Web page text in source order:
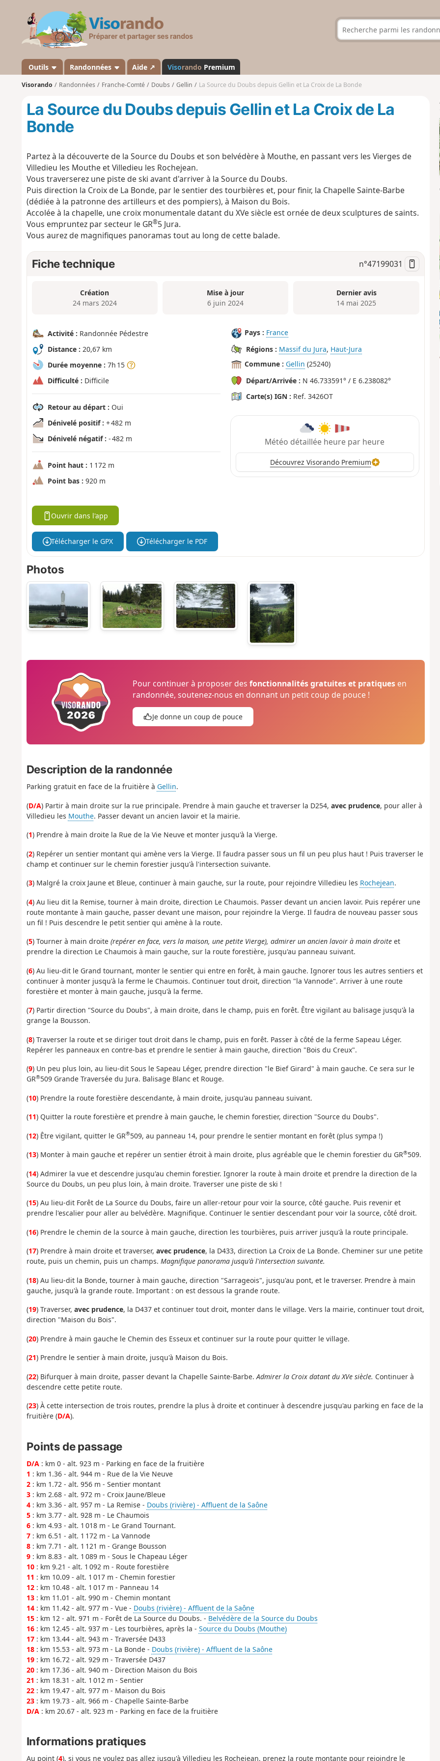
s
a
n
d
Outils Randonnées Aide ↗ Visorando Premium
Visorando Randonnées Franche-Comté Doubs Gellin La Source du Doubs depuis Gellin et La Croix de La Bonde
La Source du Doubs depuis Gellin et La Croix de La
Bonde
Partez à la découverte de la Source du Doubs et son belvédère à Mouthe, en passant vers les Vierges de
Villedieu les Mouthe et Villedieu les Rochejean.
Vous traverserez une piste de ski avant d'arriver à la Source du Doubs.
Puis direction la Croix de La Bonde, par le sentier des tourbières et, pour finir, la Chapelle Sainte-Barbe
(dédiée à la patronne des artilleurs et des pompiers), à Maison du Bois.
Accolée à la chapelle, une croix monumentale datant du XVe siècle est ornée de deux sculptures de saints.
Vous empruntez par secteur le GR®5 Jura.
Vous aurez de magnifiques panoramas tout au long de cette balade.
Fiche technique n°47199031
Création
24 mars 2024
Mise à jour
6 juin 2024
Dernier avis
14 mai 2025
Activité : Randonnée Pédestre
Distance : 20,67 km
Durée moyenne : 7h 15
Difficulté : Difficile
Retour au départ : Oui
Dénivelé positif : + 482 m
Dénivelé négatif : - 482 m
Point haut : 1 172 m
Point bas : 920 m
Pays : France
Régions : Massif du Jura, Haut-Jura
Commune : Gellin (25240)
Départ/Arrivée : N 46.733591° / E 6.238082°
Carte(s) IGN : Ref. 3426OT
Météo détaillée heure par heure
Découvrez Visorando Premium
Ouvrir dans l'app
Télécharger le GPX Télécharger le PDF
Photos
Pour continuer à proposer desfonctionnalités gratuites et pratiques en
randonnée, soutenez-nous en donnant un petit coup de pouce !
Je donne un coup de pouce
Description de la randonnée
Parking gratuit en face de la fruitière à Gellin.
(D/A) Partir à main droite sur la rue principale. Prendre à main gauche et traverser la D254, avec prudence, pour aller à
Villedieu les Mouthe. Passer devant un ancien lavoir et la mairie.
(1) Prendre à main droite la Rue de la Vie Neuve et monter jusqu'à la Vierge.
(2) Repérer un sentier montant qui amène vers la Vierge. Il faudra passer sous un fil un peu plus haut ! Puis traverser le
champ et continuer sur le chemin forestier jusqu'à l'intersection suivante.
(3) Malgré la croix Jaune et Bleue, continuer à main gauche, sur la route, pour rejoindre Villedieu les Rochejean.
(4) Au lieu dit la Remise, tourner à main droite, direction Le Chaumois. Passer devant un ancien lavoir. Puis repérer une
route montante à main gauche, passer devant une maison, pour rejoindre la Vierge. Il faudra de nouveau passer sous
un fil ! Puis descendre le petit sentier qui amène à la route.
(5) Tourner à main droite (repérer en face, vers la maison, une petite Vierge), admirer un ancien lavoir à main droiteet
prendre la direction Le Chaumois à main gauche, sur la route forestière, jusqu'au panneau suivant.
(6) Au lieu-dit le Grand tournant, monter le sentier qui entre en forêt, à main gauche. Ignorer tous les autres sentiers et
continuer à monter jusqu'à la ferme le Chaumois. Continuer tout droit, direction "la Vannode". Arriver à une route
forestière et monter à main gauche, jusqu'à la ferme.
(7) Partir direction "Source du Doubs", à main droite, dans le champ, puis en forêt. Être vigilant au balisage jusqu'à la
grange la Bousson.
(8) Traverser la route et se diriger tout droit dans le champ, puis en forêt. Passer à côté de la ferme Sapeau Léger.
Repérer les panneaux en contre-bas et prendre le sentier à main gauche, direction "Bois du Creux".
(9) Un peu plus loin, au lieu-dit Sous le Sapeau Léger, prendre direction "le Bief Girard" à main gauche. Ce sera sur le
GR®509 Grande Traversée du Jura. Balisage Blanc et Rouge.
(10) Prendre la route forestière descendante, à main droite, jusqu'au panneau suivant.
(11) Quitter la route forestière et prendre à main gauche, le chemin forestier, direction "Source du Doubs".
(12) Être vigilant, quitter le GR®509, au panneau 14, pour prendre le sentier montant en forêt (plus sympa !)
(13) Monter à main gauche et repérer un sentier étroit à main droite, plus agréable que le chemin forestier du GR®509.
(14) Admirer la vue et descendre jusqu'au chemin forestier. Ignorer la route à main droite et prendre la direction de la
Source du Doubs, un peu plus loin, à main droite. Traverser une piste de ski !
(15) Au lieu-dit Forêt de La Source du Doubs, faire un aller-retour pour voir la source, côté gauche. Puis revenir et
prendre l'escalier pour aller au belvédère. Magnifique. Continuer le sentier descendant pour voir la source, côté droit.
(16) Prendre le chemin de la source à main gauche, direction les tourbières, puis arriver jusqu'à la route principale.
(17) Prendre à main droite et traverser, avec prudence, la D433, direction La Croix de La Bonde. Cheminer sur une petite
route, puis un chemin, puis un champs. Magnifique panorama jusqu'à l'intersection suivante.
(18) Au lieu-dit la Bonde, tourner à main gauche, direction "Sarrageois", jusqu'au pont, et le traverser. Prendre à main
gauche, jusqu'à la grande route. Important : on est dessous la grande route.
(19) Traverser, avec prudence, la D437 et continuer tout droit, monter dans le village. Vers la mairie, continuer tout droit,
direction "Maison du Bois".
(20) Prendre à main gauche le Chemin des Esseux et continuer sur la route pour quitter le village.
(21) Prendre le sentier à main droite, jusqu'à Maison du Bois.
(22) Bifurquer à main droite, passer devant la Chapelle Sainte-Barbe. Admirer la Croix datant du XVe siècle. Continuer à
descendre cette petite route.
(23) À cette intersection de trois routes, prendre la plus à droite et continuer à descendre jusqu'au parking en face de la
fruitière (D/A).
Points de passage
D/A: km 0 - alt. 923 m - Parking en face de la fruitière
1 : km 1.36 - alt. 944 m - Rue de la Vie Neuve
2: km 1.72 - alt. 956 m - Sentier montant
3: km 2.68 - alt. 972 m - Croix Jaune/Bleue
4: km 3.36 - alt. 957 m - La Remise - Doubs (rivière) - Affluent de la Saône
5: km 3.77 - alt. 928 m - Le Chaumois
6: km 4.93 - alt. 1 018 m - Le Grand Tournant.
7: km 6.51 - alt. 1 172 m - La Vannode
8: km 7.71 - alt. 1 121 m - Grange Bousson
9: km 8.83 - alt. 1 089 m - Sous le Chapeau Léger
10: km 9.21 - alt. 1 092 m - Route forestière
11 : km 10.09 - alt. 1 017 m - Chemin forestier
12: km 10.48 - alt. 1 017 m - Panneau 14
13: km 11.01 - alt. 990 m - Chemin montant
14: km 11.42 - alt. 977 m - Vue - Doubs (rivière) - Affluent de la Saône
15: km 12 - alt. 971 m - Forêt de La Source du Doubs. - Belvédère de la Source du Doubs
16: km 12.45 - alt. 937 m - Les tourbières, après la - Source du Doubs (Mouthe)
17: km 13.44 - alt. 943 m - Traversée D433
18: km 15.53 - alt. 973 m - La Bonde - Doubs (rivière) - Affluent de la Saône
19: km 16.72 - alt. 929 m - Traversée D437
20: km 17.36 - alt. 940 m - Direction Maison du Bois
21 : km 18.31 - alt. 1 012 m - Sentier
22: km 19.47 - alt. 977 m - Maison du Bois
23: km 19.73 - alt. 966 m - Chapelle Sainte-Barbe
D/A: km 20.67 - alt. 923 m - Parking en face de la fruitière
Informations pratiques
Au point (4), si vous ne voulez pas allez jusqu'à Villedieu les Rochejean, prenez la route montante pour rejoindre le